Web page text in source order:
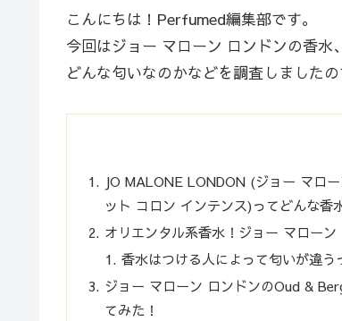
こんにちは！Perfumed編集部です。
今回はジョー マローン ロンドンの香
どんな匂いなのかなどを調査しました
JO MALONE LONDON (ジョー マロ
ット コロン インテンス)ってどんな香
オリエンタル系香水！ジョー マロー
香水はつける人によって匂いが違う
ジョー マローン ロンドンのOud &
てみた！